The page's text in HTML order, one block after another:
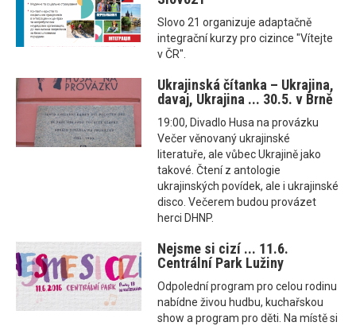
Slovo 21 organizuje adaptačně
integrační kurzy pro cizince "Vítejte
v ČR".
Ukrajinská čítanka – Ukrajina,
davaj, Ukrajina ... 30.5. v Brně
19:00, Divadlo Husa na provázku
Večer věnovaný ukrajinské
literatuře, ale vůbec Ukrajině jako
takové. Čtení z antologie
ukrajinských povídek, ale i ukrajinské
disco. Večerem budou provázet
herci DHNP.
Nejsme si cizí ... 11.6.
Centrální Park Lužiny
Odpolední program pro celou rodinu
nabídne živou hudbu, kuchařskou
show a program pro děti. Na místě si